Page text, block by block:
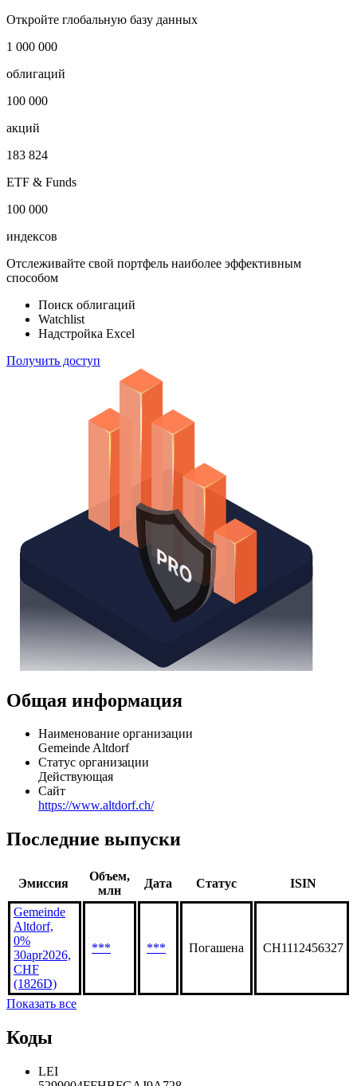
Откройте глобальную базу данных
1 000 000
облигаций
100 000
акций
183 824
ETF & Funds
100 000
индексов
Отслеживайте свой портфель наиболее эффективным
способом
Поиск облигаций
Watchlist
Надстройка Excel
Получить доступ
Общая информация
Наименование организации
Gemeinde Altdorf
Статус организации
Действующая
Сайт
https://www.altdorf.ch/
Последние выпуски
Эмиссия
Объем,
млн
Дата Статус ISIN
Gemeinde
Altdorf,
0%
30apr2026,
CHF
(1826D)
*** *** Погашена CH1112456327
Показать все
Коды
LEI